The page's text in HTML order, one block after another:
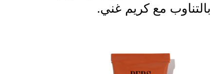
بالتناوب مع كريم غني.